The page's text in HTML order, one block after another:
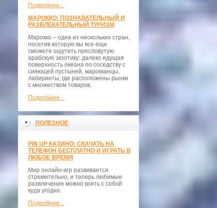
Подробнее...
МАРОККО: ПОЗНАВАТЕЛЬНЫЙ И
РАЗВЛЕКАТЕЛЬНЫЙ ТУРИЗМ
Марокко – одна из нескольких стран,
посетив которую вы все еще
сможете ощутить пресловутую
арабскую экзотику: далеко идущая
поверхность океана по соседству с
сияющей пустыней, марокканцы,
лабиринты, где расположены рынки
с множеством товаров.
Подробнее...
ПОЛЕЗНОЕ
PIN UP КАЗИНО: СКАЧАТЬ НА
ТЕЛЕФОН БЕСПЛАТНО И ИГРАТЬ В
ЛЮБОЕ ВРЕМЯ
Мир онлайн-игр развивается
стремительно, и теперь любимые
развлечения можно взять с собой
куда угодно.
Подробнее...